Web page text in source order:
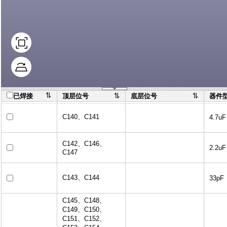
已焊接 顶层位号 底层位号 器件
C140、 C141 4.7uF
C142、 C146、
C147
2.2uF
C143、 C144 33pF
C145、 C148、
C149、 C150、
C151、 C152、